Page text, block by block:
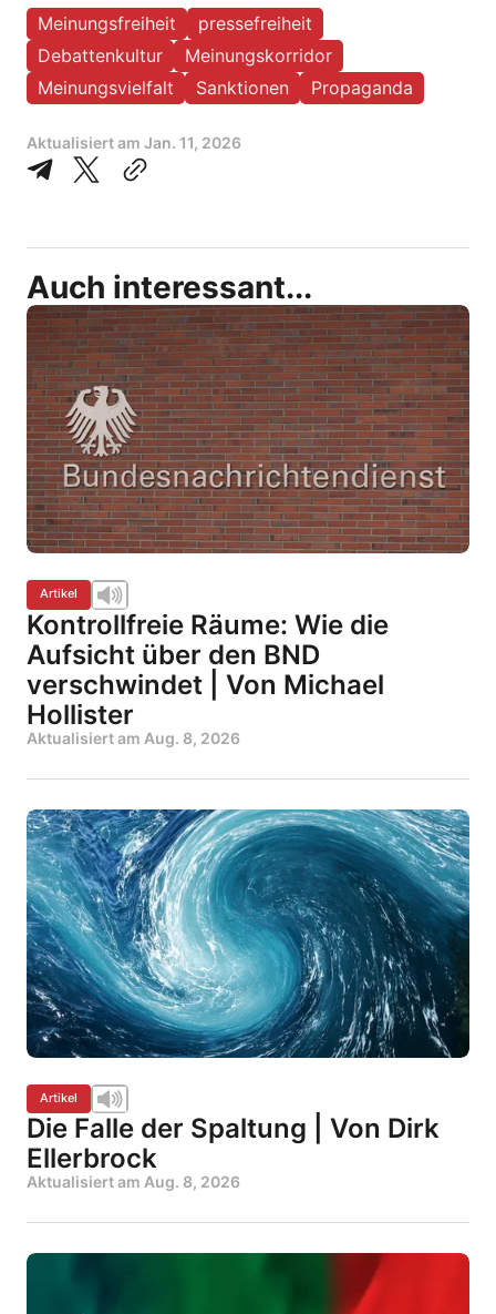
Meinungsfreiheit
pressefreiheit
Debattenkultur
Meinungskorridor
Meinungsvielfalt
Sanktionen Propaganda
Aktualisiert am Jan. 11, 2026
Auch interessant...
Artikel
Kontrollfreie Räume: Wie die
Aufsicht über den BND
verschwindet | Von Michael
Hollister
Aktualisiert am Aug. 8, 2026
Artikel
Die Falle der Spaltung | Von Dirk
Ellerbrock
Aktualisiert am Aug. 8, 2026